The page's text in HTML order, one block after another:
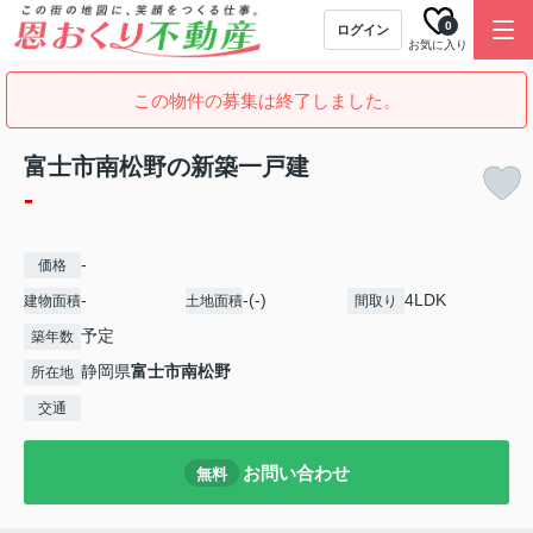
ログイン
お気に入り
0
この物件の募集は終了しました。
富士市南松野の新築一戸建
-
価格 -
建物面積- 土地面積-(-) 間取り 4LDK
築年数 予定
所在地 静岡県富士市南松野
交通
無料 お問い合わせ